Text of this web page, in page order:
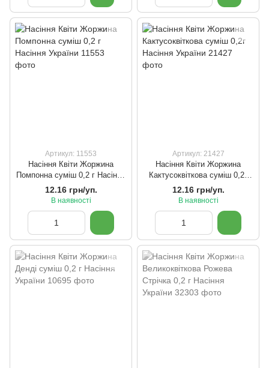
Артикул: 11553
Насіння Квіти Жоржина
Помпонна суміш 0,2 г Насіння
України
12.16 грн/уп.
В наявності
Артикул: 21427
Насіння Квіти Жоржина
Кактусоквіткова суміш 0,2г
Насіння України
12.16 грн/уп.
В наявності